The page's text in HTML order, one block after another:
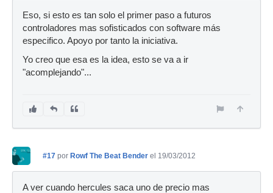
Eso, si esto es tan solo el primer paso a futuros
controladores mas sofisticados con software más
especifico. Apoyo por tanto la iniciativa.
Yo creo que esa es la idea, esto se va a ir
"acomplejando"...
#17 por Rowf The Beat Bender el 19/03/2012
A ver cuando hercules saca uno de precio mas